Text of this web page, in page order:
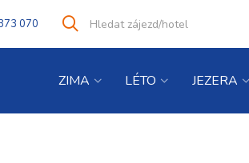
070
co
Vyhledat
ZIMA LÉTO JEZERA